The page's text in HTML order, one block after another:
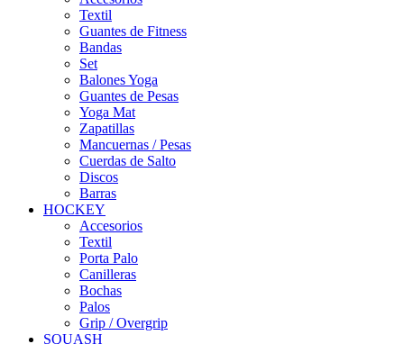
Textil
Guantes de Fitness
Bandas
Set
Balones Yoga
Guantes de Pesas
Yoga Mat
Zapatillas
Mancuernas / Pesas
Cuerdas de Salto
Discos
Barras
HOCKEY
Accesorios
Textil
Porta Palo
Canilleras
Bochas
Palos
Grip / Overgrip
SQUASH